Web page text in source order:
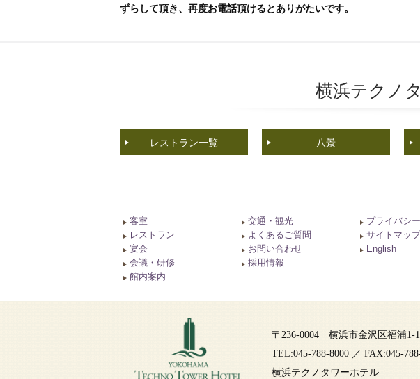
ずらして頂き、再度お電話頂けるとありがたいです。
横浜テクノ
レストラン一覧 八景
客室
レストラン
宴会
会議・研修
館内案内
交通・観光
よくあるご質問
お問い合わせ
採用情報
プライバシ
サイトマップ
English
〒236-0004 横浜市金沢区福浦1-
TEL:045-788-8000 ／ FAX:045-
横浜テクノタワーホテル